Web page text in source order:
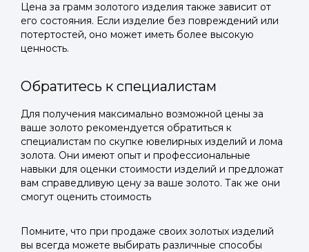
Цена за грамм золотого изделия также зависит от
его состояния. Если изделие без повреждений или
потертостей, оно может иметь более высокую
ценность.
Обратитесь к специалистам
Для получения максимально возможной цены за
ваше золото рекомендуется обратиться к
специалистам по скупке ювелирных изделий и лома
золота. Они имеют опыт и профессиональные
навыки для оценки стоимости изделий и предложат
вам справедливую цену за ваше золото. Так же они
смогут оценить стоимость
Помните, что при продаже своих золотых изделий
вы всегда можете выбирать различные способы